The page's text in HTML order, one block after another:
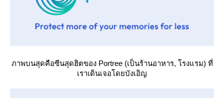
ภาพบนสุดคือซีนสุดฮิตของ Portree (เป็นร้านอาหาร, โรงแรม) ที่
เราเดินเจอโดยบังเอิญ